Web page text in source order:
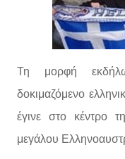
Τη μορφή
δοκιμαζόμενο
έγινε στο κέντρο
μεγάλου